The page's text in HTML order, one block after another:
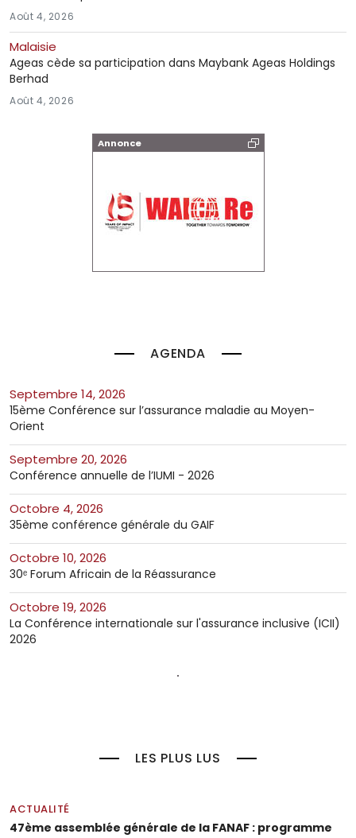
Annonce
AGENDA
septembre 14, 2026
15ème Conférence sur l’assurance maladie au Moyen-
Orient
septembre 20, 2026
Conférence annuelle de l’IUMI - 2026
octobre 4, 2026
35ème conférence générale du GAIF
octobre 10, 2026
30ᵉ Forum Africain de la Réassurance
octobre 19, 2026
La Conférence internationale sur l'assurance inclusive (ICII)
2026
LES PLUS LUS
ACTUALITÉ
47ème assemblée générale de la FANAF : programme
Août 4, 2026
Malaisie
Ageas cède sa participation dans Maybank Ageas Holdings
Berhad
Août 4, 2026